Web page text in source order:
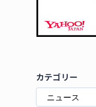
カテゴリー